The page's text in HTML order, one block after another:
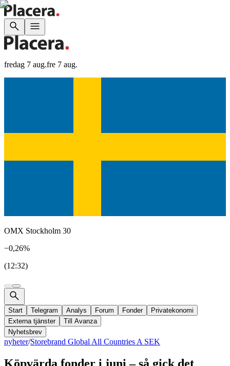
fredag 7 aug.fre 7 aug.
OMX Stockholm 30
−0,26%
(12:32)
Start Telegram Analys Forum Fonder
Privatekonomi
Externa tjänster
Till Avanza
Nyhetsbrev
nyheter/Storebrand Global All Countries A SEK